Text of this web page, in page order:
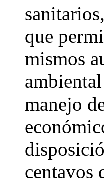
que
mismos
manejo
centavos